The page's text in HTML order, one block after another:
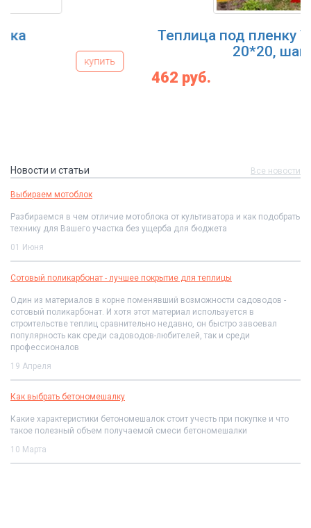
Теплица под пленку Трио, 4 м (труба
20*20, шаг 1м)
462 руб.
Новости и статьи Все новости
Выбираем мотоблок
Разбираемся в чем отличие мотоблока от культиватора и как подобрать
технику для Вашего участка без ущерба для бюджета
01 Июня
Сотовый поликарбонат - лучшее покрытие для теплицы
Один из материалов в корне поменявший возможности садоводов -
сотовый поликарбонат. И хотя этот материал используется в
строительстве теплиц сравнительно недавно, он быстро завоевал
популярность как среди садоводов-любителей, так и среди
профессионалов
19 Апреля
Как выбрать бетономешалку
Какие характеристики бетономешалок стоит учесть при покупке и что
такое полезный объем получаемой смеси бетономешалки
10 Марта